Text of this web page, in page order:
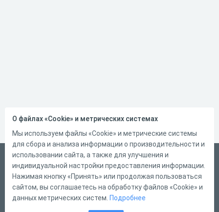
Русский
Справка
Форма обратной связи
О файлах «Cookie» и метрических системах
Мы используем файлы «Cookie» и метрические системы
для сбора и анализа информации о производительности и
использовании сайта, а также для улучшения и
индивидуальной настройки предоставления информации.
Нажимая кнопку «Принять» или продолжая пользоваться
сайтом, вы соглашаетесь на обработку файлов «Cookie» и
данных метрических систем. Подробнее